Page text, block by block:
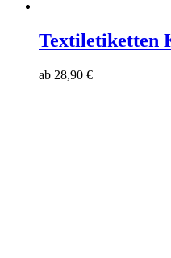
Textiletiketten
ab 28,90 €